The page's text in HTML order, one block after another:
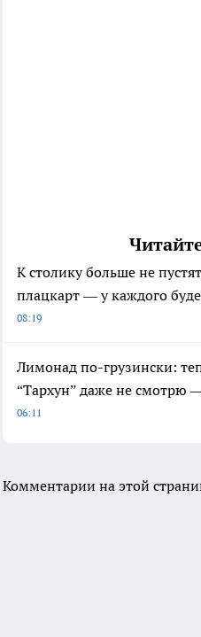
К столику больше не
плацкарт — у каждого
08:19
Лимонад по-грузински:
“Тархун” даже не смотрю
06:11
Комментарии на этой